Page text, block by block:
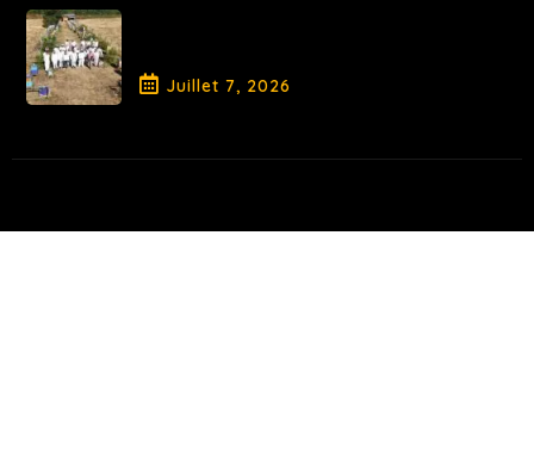
Juillet 7, 2026